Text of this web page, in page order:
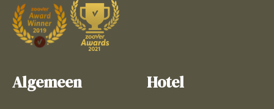
Algemeen Hotel